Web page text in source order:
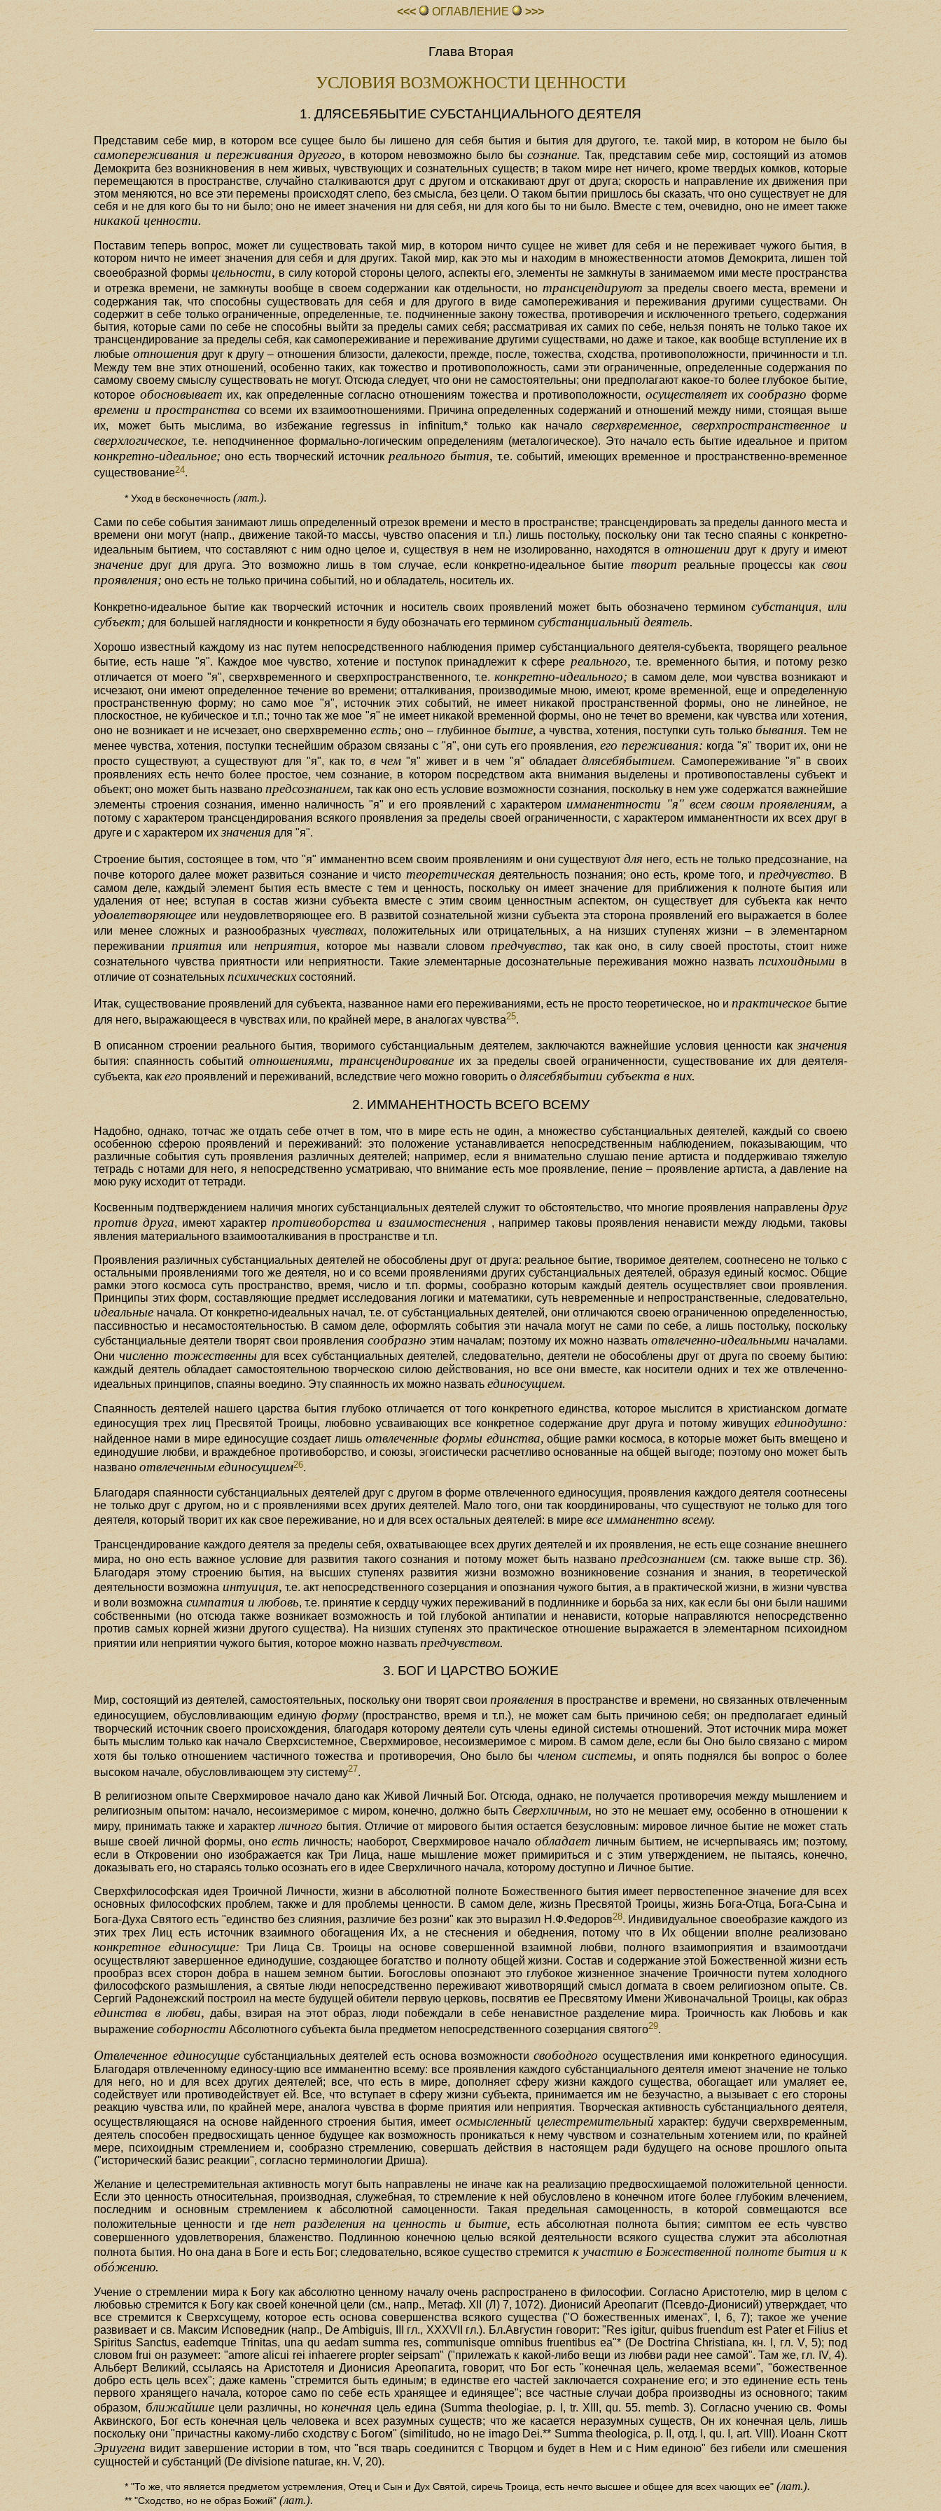
<<< ОГЛАВЛЕHИЕ >>>
Глава Вторая
УСЛОВИЯ ВОЗМОЖНОСТИ ЦЕННОСТИ
1. ДЛЯСЕБЯБЫТИЕ СУБСТАНЦИАЛЬНОГО ДЕЯТЕЛЯ
Представим себе мир, в котором все сущее было бы лишено для себя бытия и бытия для другого, т.е. такой мир, в котором не было бы
самопереживания и переживания другого, в котором невозможно было бысознание. Так, представим себе мир, состоящий из атомов
Демокрита без возникновения в нем живых, чувствующих и сознательных существ; в таком мире нет ничего, кроме твердых комков, которые
перемещаются в пространстве, случайно сталкиваются друг с другом и отскакивают друг от друга; скорость и направление их движения при
этом меняются, но все эти перемены происходят слепо, без смысла, без цели. О таком бытии пришлось бы сказать, что оно существует не для
себя и не для кого бы то ни было; оно не имеет значения ни для себя, ни для кого бы то ни было. Вместе с тем, очевидно, оно не имеет также
никакой ценности.
Поставим теперь вопрос, может ли существовать такой мир, в котором ничто сущее не живет для себя и не переживает чужого бытия, в
котором ничто не имеет значения для себя и для других. Такой мир, как это мы и находим в множественности атомов Демокрита, лишен той
своеобразной формыцельности, в силу которой стороны целого, аспекты его, элементы не замкнуты в занимаемом ими месте пространства
и отрезка времени, не замкнуты вообще в своем содержании как отдельности, но трансцендируют за пределы своего места, времени и
содержания так, что способны существовать для себя и для другого в виде самопереживания и переживания другими существами. Он
содержит в себе только ограниченные, определенные, т.е. подчиненные закону тожества, противоречия и исключенного третьего, содержания
бытия, которые сами по себе не способны выйти за пределы самих себя; рассматривая их самих по себе, нельзя понять не только такое их
трансцендирование за пределы себя, как самопереживание и переживание другими существами, но даже и такое, как вообще вступление их в
любыеотношениядруг к другу – отношения близости, далекости, прежде, после, тожества, сходства, противоположности, причинности и т.п.
Между тем вне этих отношений, особенно таких, как тожество и противоположность, сами эти ограниченные, определенные содержания по
самому своему смыслу существовать не могут. Отсюда следует, что они не самостоятельны; они предполагают какое-то более глубокое бытие,
которое обосновываетих, как определенные согласно отношениям тожества и противоположности, осуществляет ихсообразно форме
времени и пространства со всеми их взаимоотношениями. Причина определенных содержаний и отношений между ними, стоящая выше
их, может быть мыслима, во избежание regressus in infinitum,* только как началосверхвременное, сверхпространственное и
сверхлогическое,т.е. неподчиненное формально-логическим определениям (металогическое). Это начало есть бытие идеальное и притом
конкретно-идеальное;оно есть творческий источник реального бытия,т.е. событий, имеющих временное и пространственно-временное
существование24.
* Уход в бесконечность (лат.).
Сами по себе события занимают лишь определенный отрезок времени и место в пространстве; трансцендировать за пределы данного места и
времени они могут (напр., движение такой-то массы, чувство опасения и т.п.) лишь постольку, поскольку они так тесно спаяны с конкретно-
идеальным бытием, что составляют с ним одно целое и, существуя в нем не изолированно, находятся вотношении друг к другу и имеют
значениедруг для друга. Это возможно лишь в том случае, если конкретно-идеальное бытие творит реальные процессы как свои
проявления; оно есть не только причина событий, но и обладатель, носитель их.
Конкретно-идеальное бытие как творческий источник и носитель своих проявлений может быть обозначено терминомсубстанция, или
субъект; для большей наглядности и конкретности я буду обозначать его терминомсубстанциальный деятель.
Хорошо известный каждому из нас путем непосредственного наблюдения пример субстанциального деятеля-субъекта, творящего реальное
бытие, есть наше "я". Каждое мое чувство, хотение и поступок принадлежит к сфере реального, т.е. временного бытия, и потому резко
отличается от моего "я", сверхвременного и сверхпространственного, т.е.конкретно-идеального; в самом деле, мои чувства возникают и
исчезают, они имеют определенное течение во времени; отталкивания, производимые мною, имеют, кроме временной, еще и определенную
пространственную форму; но само мое "я", источник этих событий, не имеет никакой пространственной формы, оно не линейное, не
плоскостное, не кубическое и т.п.; точно так же мое "я" не имеет никакой временной формы, оно не течет во времени, как чувства или хотения,
оно не возникает и не исчезает, оно сверхвременно есть; оно – глубинное бытие, а чувства, хотения, поступки суть толькобывания. Тем не
менее чувства, хотения, поступки теснейшим образом связаны с "я", они суть его проявления, его переживания:когда "я" творит их, они не
просто существуют, а существуют для "я", как то, в чем "я" живет и в чем "я" обладаетдлясебябытием.Самопереживание "я" в своих
проявлениях есть нечто более простое, чем сознание, в котором посредством акта внимания выделены и противопоставлены субъект и
объект; оно может быть названопредсознанием,так как оно есть условие возможности сознания, поскольку в нем уже содержатся важнейшие
элементы строения сознания, именно наличность "я" и его проявлений с характером имманентности "я" всем своим проявлениям, а
потому с характером трансцендирования всякого проявления за пределы своей ограниченности, с характером имманентности их всех друг в
друге и с характером ихзначения для "я".
Строение бытия, состоящее в том, что "я" имманентно всем своим проявлениям и они существуютдля него, есть не только предсознание, на
почве которого далее может развиться сознание и чистотеоретическая деятельность познания; оно есть, кроме того, и предчувство. В
самом деле, каждый элемент бытия есть вместе с тем и ценность, поскольку он имеет значение для приближения к полноте бытия или
удаления от нее; вступая в состав жизни субъекта вместе с этим своим ценностным аспектом, он существует для субъекта как нечто
удовлетворяющее или неудовлетворяющее его. В развитой сознательной жизни субъекта эта сторона проявлений его выражается в более
или менее сложных и разнообразных чувствах, положительных или отрицательных, а на низших ступенях жизни – в элементарном
переживании приятия или неприятия, которое мы назвали словом предчувство, так как оно, в силу своей простоты, стоит ниже
сознательного чувства приятности или неприятности. Такие элементарные досознательные переживания можно назватьпсихоидными в
отличие от сознательных психическихсостояний.
Итак, существование проявлений для субъекта, названное нами его переживаниями, есть не просто теоретическое, но и практическое бытие
для него, выражающееся в чувствах или, по крайней мере, в аналогах чувства25.
В описанном строении реального бытия, творимого субстанциальным деятелем, заключаются важнейшие условия ценности какзначения
бытия: спаянность событийотношениями, трансцендирование их за пределы своей ограниченности, существование их для деятеля-
субъекта, какего проявлений и переживаний, вследствие чего можно говорить одлясебябытии субъекта в них.
2. ИММАНЕНТНОСТЬ ВСЕГО ВСЕМУ
Надобно, однако, тотчас же отдать себе отчет в том, что в мире есть не один, а множество субстанциальных деятелей, каждый со своею
особенною сферою проявлений и переживаний: это положение устанавливается непосредственным наблюдением, показывающим, что
различные события суть проявления различных деятелей; например, если я внимательно слушаю пение артиста и поддерживаю тяжелую
тетрадь с нотами для него, я непосредственно усматриваю, что внимание есть мое проявление, пение – проявление артиста, а давление на
мою руку исходит от тетради.
Косвенным подтверждением наличия многих субстанциальных деятелей служит то обстоятельство, что многие проявления направленыдруг
против друга, имеют характерпротивоборства и взаимостеснения , например таковы проявления ненависти между людьми, таковы
явления материального взаимооталкивания в пространстве и т.п.
Проявления различных субстанциальных деятелей не обособлены друг от друга: реальное бытие, творимое деятелем, соотнесено не только с
остальными проявлениями того же деятеля, но и со всеми проявлениями других субстанциальных деятелей, образуя единый космос. Общие
рамки этого космоса суть пространство, время, число и т.п. формы, сообразно которым каждый деятель осуществляет свои проявления.
Принципы этих форм, составляющие предмет исследования логики и математики, суть невременные и непространственные, следовательно,
идеальные начала. От конкретно-идеальных начал, т.е. от субстанциальных деятелей, они отличаются своею ограниченною определенностью,
пассивностью и несамостоятельностью. В самом деле, оформлять события эти начала могут не сами по себе, а лишь постольку, поскольку
субстанциальные деятели творят свои проявления сообразно этим началам; поэтому их можно назватьотвлеченно-идеальныминачалами.
Оничисленно тожественныдля всех субстанциальных деятелей, следовательно, деятели не обособлены друг от друга по своему бытию:
каждый деятель обладает самостоятельною творческою силою действования, но все они вместе, как носители одних и тех же отвлеченно-
идеальных принципов, спаяны воедино. Эту спаянность их можно назватьединосущием.
Спаянность деятелей нашего царства бытия глубоко отличается от того конкретного единства, которое мыслится в христианском догмате
единосущия трех лиц Пресвятой Троицы, любовно усваивающих все конкретное содержание друг друга и потому живущихединодушно:
найденное нами в мире единосущие создает лишь отвлеченные формы единства, общие рамки космоса, в которые может быть вмещено и
единодушие любви, и враждебное противоборство, и союзы, эгоистически расчетливо основанные на общей выгоде; поэтому оно может быть
названоотвлеченным единосущием26.
Благодаря спаянности субстанциальных деятелей друг с другом в форме отвлеченного единосущия, проявления каждого деятеля соотнесены
не только друг с другом, но и с проявлениями всех других деятелей. Мало того, они так координированы, что существуют не только для того
деятеля, который творит их как свое переживание, но и для всех остальных деятелей: в миревсе имманентно всему.
Трансцендирование каждого деятеля за пределы себя, охватывающее всех других деятелей и их проявления, не есть еще сознание внешнего
мира, но оно есть важное условие для развития такого сознания и потому может быть названопредсознанием(см. также выше стр. 36).
Благодаря этому строению бытия, на высших ступенях развития жизни возможно возникновение сознания и знания, в теоретической
деятельности возможна интуиция,т.е. акт непосредственного созерцания и опознания чужого бытия, а в практической жизни, в жизни чувства
и воли возможна симпатия и любовь, т.е. принятие к сердцу чужих переживаний в подлиннике и борьба за них, как если бы они были нашими
собственными (но отсюда также возникает возможность и той глубокой антипатии и ненависти, которые направляются непосредственно
против самых корней жизни другого существа). На низших ступенях это практическое отношение выражается в элементарном психоидном
приятии или неприятии чужого бытия, которое можно назватьпредчувством.
3. БОГ И ЦАРСТВО БОЖИЕ
Мир, состоящий из деятелей, самостоятельных, поскольку они творят свои проявления в пространстве и времени, но связанных отвлеченным
единосущием, обусловливающим единую форму(пространство, время и т.п.), не может сам быть причиною себя; он предполагает единый
творческий источник своего происхождения, благодаря которому деятели суть члены единой системы отношений. Этот источник мира может
быть мыслим только как начало Сверхсистемное, Сверхмировое, несоизмеримое с миром. В самом деле, если бы Оно было связано с миром
хотя бы только отношением частичного тожества и противоречия, Оно было бычленом системы,и опять поднялся бы вопрос о более
высоком начале, обусловливающем эту систему27.
В религиозном опыте Сверхмировое начало дано как Живой Личный Бог. Отсюда, однако, не получается противоречия между мышлением и
религиозным опытом: начало, несоизмеримое с миром, конечно, должно быть Сверхличным, но это не мешает ему, особенно в отношении к
миру, принимать также и характерличногобытия. Отличие от мирового бытия остается безусловным: мировое личное бытие не может стать
выше своей личной формы, оноесть личность; наоборот, Сверхмировое началообладает личным бытием, не исчерпываясь им; поэтому,
если в Откровении оно изображается как Три Лица, наше мышление может примириться и с этим утверждением, не пытаясь, конечно,
доказывать его, но стараясь только осознать его в идее Сверхличного начала, которому доступно и Личное бытие.
Сверхфилософская идея Троичной Личности, жизни в абсолютной полноте Божественного бытия имеет первостепенное значение для всех
основных философских проблем, также и для проблемы ценности. В самом деле, жизнь Пресвятой Троицы, жизнь Бога-Отца, Бога-Сына и
Бога-Духа Святого есть "единство без слияния, различие без розни" как это выразил Н.Ф.Федоров28. Индивидуальное своеобразие каждого из
этих трех Лиц есть источник взаимного обогащения Их, а не стеснения и обеднения, потому что в Их общении вполне реализовано
конкретное единосущие: Три Лица Св. Троицы на основе совершенной взаимной любви, полного взаимоприятия и взаимоотдачи
осуществляют завершенное единодушие, создающее богатство и полноту общей жизни. Состав и содержание этой Божественной жизни есть
прообраз всех сторон добра в нашем земном бытии. Богословы опознают это глубокое жизненное значение Троичности путем холодного
философского размышления, а святые люди непосредственно переживают животворящий смысл догмата в своем религиозном опыте. Св.
Сергий Радонежский построил на месте будущей обители первую церковь, посвятив ее Пресвятому Имени Живоначальной Троицы, как образ
единства в любви, дабы, взирая на этот образ, люди побеждали в себе ненавистное разделение мира. Троичность как Любовь и как
выражениесоборности Абсолютного субъекта была предметом непосредственного созерцания святого29.
Отвлеченное единосущиесубстанциальных деятелей есть основа возможностисвободногоосуществления ими конкретного единосущия.
Благодаря отвлеченному единосу-щию все имманентно всему: все проявления каждого субстанциального деятеля имеют значение не только
для него, но и для всех других деятелей; все, что есть в мире, дополняет сферу жизни каждого существа, обогащает или умаляет ее,
содействует или противодействует ей. Все, что вступает в сферу жизни субъекта, принимается им не безучастно, а вызывает с его стороны
реакцию чувства или, по крайней мере, аналога чувства в форме приятия или неприятия. Творческая активность субстанциального деятеля,
осуществляющаяся на основе найденного строения бытия, имеет осмысленный целестремительный характер: будучи сверхвременным,
деятель способен предвосхищать ценное будущее как возможность проникаться к нему чувством и сознательным хотением или, по крайней
мере, психоидным стремлением и, сообразно стремлению, совершать действия в настоящем ради будущего на основе прошлого опыта
("исторический базис реакции", согласно терминологии Дриша).
Желание и целестремительная активность могут быть направлены не иначе как на реализацию предвосхищаемой положительной ценности.
Если это ценность относительная, производная, служебная, то стремление к ней обусловлено в конечном итоге более глубоким влечением,
последним и основным стремлением к абсолютной самоценности. Такая предельная самоценность, в которой совмещаются все
положительные ценности и гденет разделения на ценность и бытие, есть абсолютная полнота бытия; симптом ее есть чувство
совершенного удовлетворения, блаженство. Подлинною конечною целью всякой деятельности всякого существа служит эта абсолютная
полнота бытия. Но она дана в Боге и есть Бог; следовательно, всякое существо стремитсяк участию в Божественной полноте бытия и к
обóжению.
Учение о стремлении мира к Богу как абсолютно ценному началу очень распространено в философии. Согласно Аристотелю, мир в целом с
любовью стремится к Богу как своей конечной цели (см., напр., Метаф. XII (Л) 7, 1072). Дионисий Ареопагит (Псевдо-Дионисий) утверждает, что
все стремится к Сверхсущему, которое есть основа совершенства всякого существа ("О божественных именах", I, 6, 7); такое же учение
развивает и св. Максим Исповедник (напр., De Ambiguis, III гл., XXXVII гл.). Бл.Августин говорит: "Res igitur, quibus fruendum est Pater et Filius et
Spiritus Sanctus, eademque Trinitas, una qu aedam summa res, communisque omnibus fruentibus ea"* (De Doctrina Christiana, кн. I, гл. V, 5); под
словом frui он разумеет: "amore alicui rei inhaerere propter seipsam" ("прилежать к какой-либо вещи из любви ради нее самой". Там же, гл. IV, 4).
Альберт Великий, ссылаясь на Аристотеля и Дионисия Ареопагита, говорит, что Бог есть "конечная цель, желаемая всеми", "божественное
добро есть цель всех"; даже камень "стремится быть единым; в единстве его частей заключается сохранение его; и это единение есть тень
первого хранящего начала, которое само по себе есть хранящее и единящее"; все частные случаи добра производны из основного; таким
образом, ближайшиецели различны, ноконечная цель едина (Summa theologiae, р. I, tr. XIII, qu. 55. memb. 3). Согласно учению св. Фомы
Аквинского, Бог есть конечная цель человека и всех разумных существ; что же касается неразумных существ, Он их конечная цель, лишь
поскольку они "причастны какому-либо сходству с Богом" (similitudo, но не imago Dei.** Summa theologica, р. II, отд. I, qu. I, art. VIII). Иоанн Скотт
Эриугена видит завершение истории в том, что "вся тварь соединится с Творцом и будет в Нем и с Ним единою" без гибели или смешения
сущностей и субстанций (De divisione naturae, кн. V, 20).
* "То же, что является предметом устремления, Отец и Сын и Дух Святой, сиречь Троица, есть нечто высшее и общее для всех чающих ее" (лат.).
** "Сходство, но не образ Божий" (лат.).